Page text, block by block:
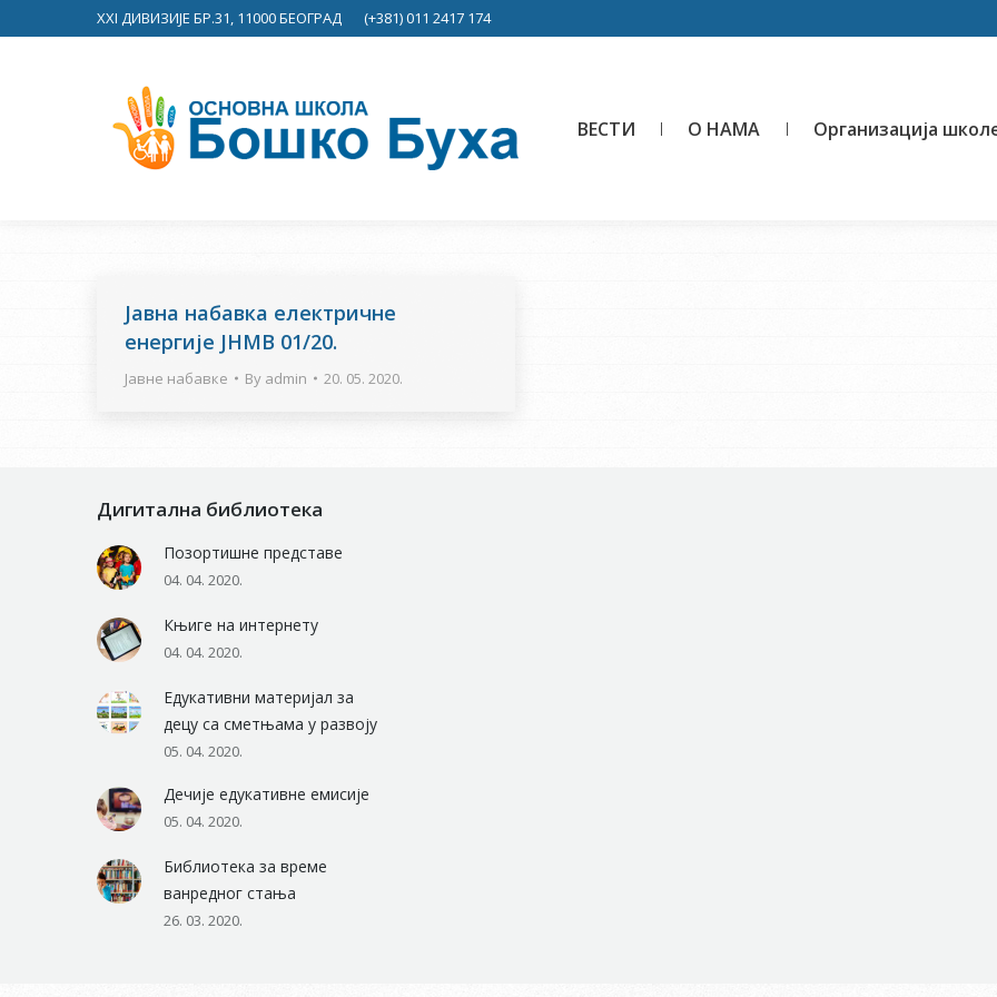
XXI ДИВИЗИЈЕ БР.31, 11000 БЕОГРАД (+381) 011 2417 174
ВЕСТИ О НАМА Организација
Јавна набавка електричне
енергије ЈНМВ 01/20.
Јавне набавке By admin 20. 05. 2020.
Дигитална библиотека
Позортишне представе
04. 04. 2020.
Књиге на интернету
04. 04. 2020.
Едукативни материјал за
децу са сметњама у развоју
05. 04. 2020.
Дечије едукативне емисије
05. 04. 2020.
Библиотека за време
ванредног стања
26. 03. 2020.